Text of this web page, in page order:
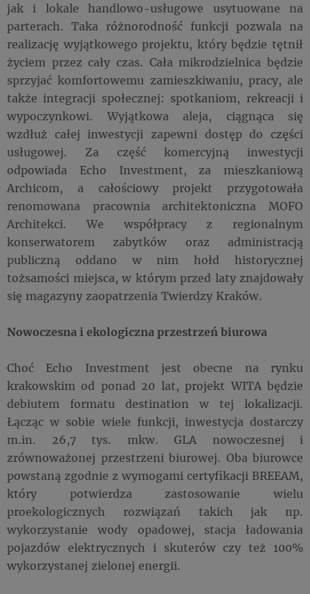
jak i lokale handlowo-usługowe usytuowane na
parterach. Taka różnorodność funkcji pozwala na
realizację wyjątkowego projektu, który będzie tętnił
życiem przez cały czas. Cała mikrodzielnica będzie
sprzyjać komfortowemu zamieszkiwaniu, pracy, ale
także integracji społecznej: spotkaniom, rekreacji i
wypoczynkowi. Wyjątkowa aleja, ciągnąca się
wzdłuż całej inwestycji zapewni dostęp do części
usługowej. Za część komercyjną inwestycji
odpowiada Echo Investment, za mieszkaniową
Archicom, a całościowy projekt przygotowała
renomowana pracownia architektoniczna MOFO
Architekci. We współpracy z regionalnym
konserwatorem zabytków oraz administracją
publiczną oddano w nim hołd historycznej
tożsamości miejsca, w którym przed laty znajdowały
się magazyny zaopatrzenia Twierdzy Kraków.
Nowoczesna i ekologiczna przestrzeń biurowa
Choć Echo Investment jest obecne na rynku
krakowskim od ponad 20 lat, projekt WITA będzie
debiutem formatu destination w tej lokalizacji.
Łącząc w sobie wiele funkcji, inwestycja dostarczy
m.in. 26,7 tys. mkw. GLA nowoczesnej i
zrównoważonej przestrzeni biurowej. Oba biurowce
powstaną zgodnie z wymogami certyfikacji BREEAM,
który potwierdza zastosowanie wielu
proekologicznych rozwiązań takich jak np.
wykorzystanie wody opadowej, stacja ładowania
pojazdów elektrycznych i skuterów czy też 100%
wykorzystanej zielonej energii.